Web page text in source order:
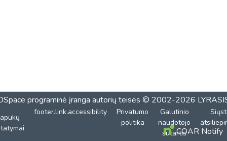
programinė įranga autorių teisės © 2002-2026
footer.link.accessibility
Privatumo
politika
Galutinio
naudotojo
sutartisCOAR Notify